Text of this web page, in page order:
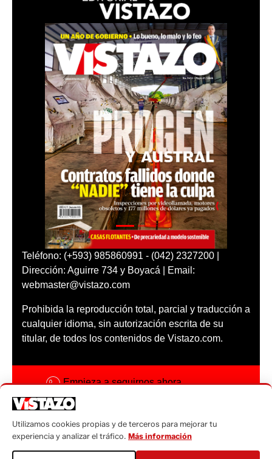
Teléfono: (+593) 985860991 - (042) 2327200 |
Dirección: Aguirre 734 y Boyacá | Email:
webmaster@vistazo.com
Prohibida la reproducción total, parcial y traducción a
cualquier idioma, sin autorización escrita de su
titular, de todos los contenidos de Vistazo.com.
Empieza a seguirnos ahora
Código ética
Sugerencias a:
Utilizamos cookies propias y de terceros para mejorar tu
experiencia y analizar el tráfico. Más información